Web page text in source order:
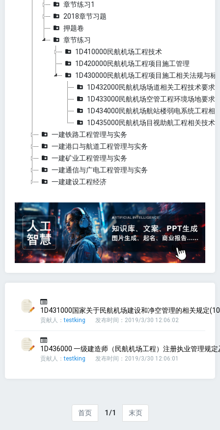
章节练习1
2018章节习题
押题卷
章节练习
1D410000民航机场工程技术
1D420000民航机场工程项目施工管理
1D430000民航机场工程项目施工相关法规与标
1D432000民航机场场道相关工程技术要求
1D433000民航机场空管工程环境场地要求
1D434000民航机场航站楼弱电系统工程相
1D435000民航机场目视助航工程相关技术
一建铁路工程管理与实务
一建港口与航道工程管理与实务
一建矿业工程管理与实务
一建通信与广电工程管理与实务
一建建设工程经济
1D431000国家关于民航机场建设和净空管理的相关规定
贡献人：testking 发布时间：2019/3/30 12:06:02
1D436000 一级建造师（民航机场工程）注册执业管理规
贡献人：testking 发布时间：2019/3/30 12:06:01
首页 1/1 末页